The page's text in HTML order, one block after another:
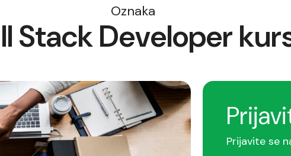
Oznaka
Stack Developer
Prijavite se